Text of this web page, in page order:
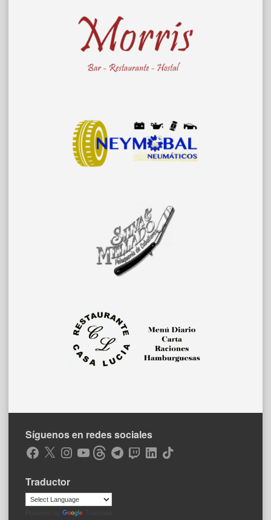
Síguenos en redes sociales
Facebook
X Instagram
YouTubeThreadsTelegramTwitchLinkedIn
TikTok
Traductor